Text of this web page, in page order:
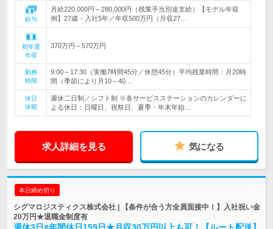
給与
月給220,000円～280,000円（残業手当別途支給）【モデル年収
例】27歳・入社5年／年収500万円（月収27…
初年度
年収
370万円～570万円
勤務
時間
9:00～17:30（実働7時間45分／休憩45分）平均残業時間：月20時
間（季節により月10～40…
休日
休暇
週休二日制／シフト制 ※各サービスステーションのカレンダーに
よる休日：日曜日、祝祭日、夏季・年末年始…
求人詳細を見る 気になる
本日締め切り
シグマロジスティクス株式会社 | 【条件が合う方全員面接中！】入社祝い金
20万円★退職金制度有